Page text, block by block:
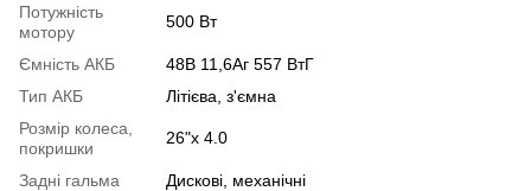
Потужність
мотору
500 Вт
Ємність АКБ
48В 11,6Аг 557 ВтГ
Тип АКБ
Літієва, з'ємна
Розмір колеса,
покришки
26"x 4.0
Задні гальма
Дискові, механічні